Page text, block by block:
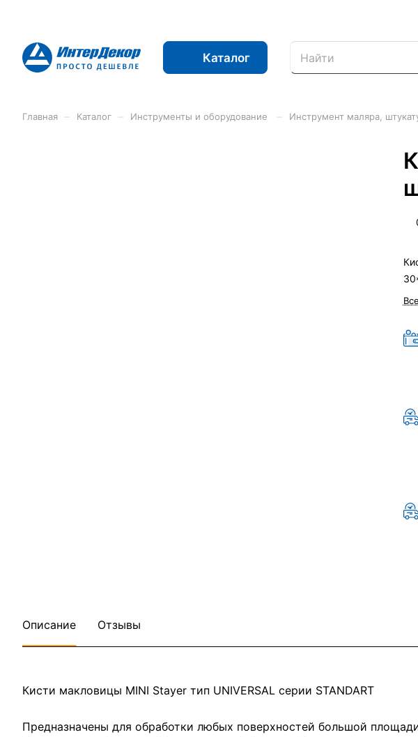
Каталог
Главная Каталог Инструменты и оборудование Инструмент маляра,
Описание Отзывы
Кисти макловицы MINI Stayer тип UNIVERSAL серии STANDART
Предназначены для обработки любых поверхностей большой